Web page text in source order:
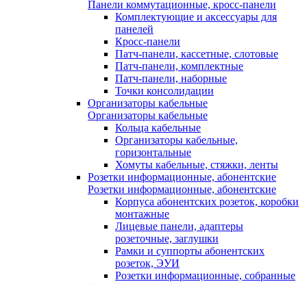
Панели коммутационные, кросс-панели
Комплектующие и аксессуары для
панелей
Кросс-панели
Патч-панели, кассетные, слотовые
Патч-панели, комплектные
Патч-панели, наборные
Точки консолидации
Организаторы кабельные
Организаторы кабельные
Кольца кабельные
Организаторы кабельные,
горизонтальные
Хомуты кабельные, стяжки, ленты
Розетки информационные, абонентские
Розетки информационные, абонентские
Корпуса абонентских розеток, коробки
монтажные
Лицевые панели, адаптеры
розеточные, заглушки
Рамки и суппорты абонентских
розеток, ЭУИ
Розетки информационные, собранные